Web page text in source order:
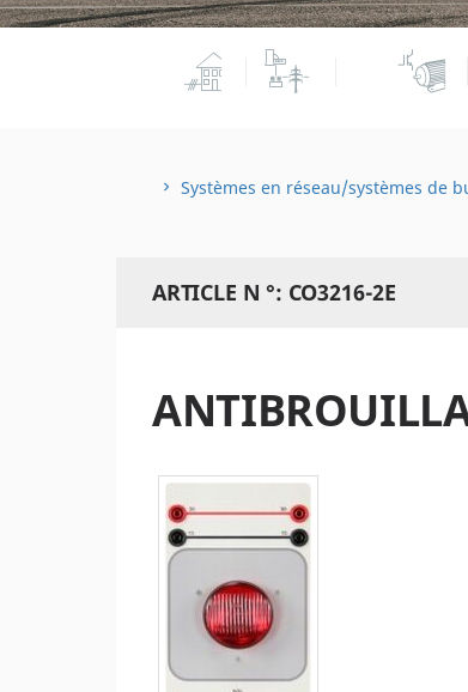
Systèmes en réseau/systèmes de
ARTICLE N °: CO3216-2E